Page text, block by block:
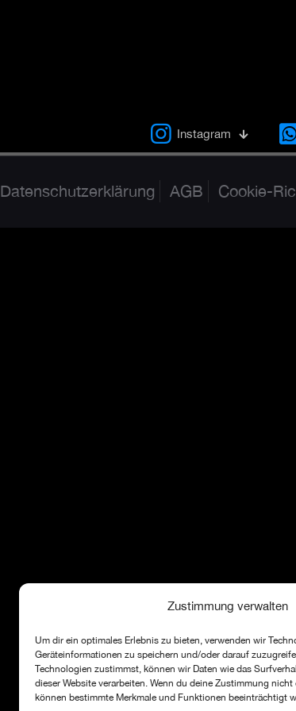
Zustimmung verwalten
Um dir ein optimales Erlebnis zu bieten, verwenden wir
Geräteinformationen zu speichern und/oder darauf
Technologien zustimmst, können wir Daten wie das
dieser Website verarbeiten. Wenn du deine Zustimmung
können bestimmte Merkmale und Funktionen beeinträchtigt
Instagram
Datenschutzerklärung AGB Cookie-